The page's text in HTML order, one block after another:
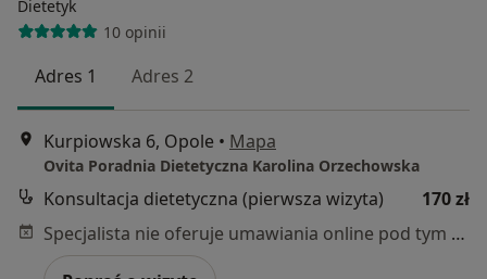
Dietetyk
10 opinii
Adres 1 Adres 2
Kurpiowska 6, Opole • Mapa
Ovita Poradnia Dietetyczna Karolina Orzechowska
Konsultacja dietetyczna (pierwsza wizyta)
170 zł
Specjalista nie oferuje umawiania online pod tym adresem.